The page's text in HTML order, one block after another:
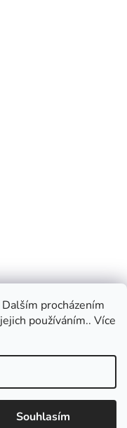
procházením
používáním.. Více
Souhlasím